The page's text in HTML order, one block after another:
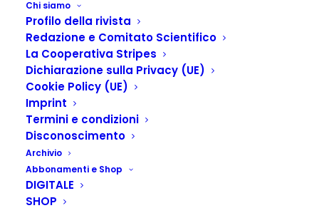
Chi siamo
Profilo della rivista
Redazione e Comitato Scientifico
La Cooperativa Stripes
Dichiarazione sulla Privacy (UE)
Cookie Policy (UE)
Imprint
Termini e condizioni
Disconoscimento
Archivio
Abbonamenti e Shop
DIGITALE
SHOP
Pedagogia
dell’invecchiare. Vivere
(bene) la tarda età
23 AGOSTO 2021